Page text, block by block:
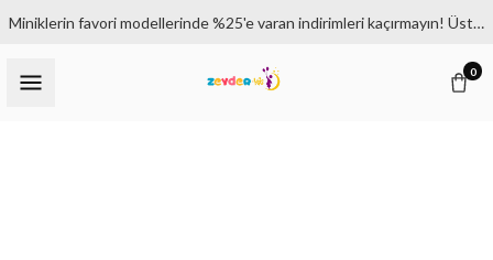
Miniklerin favori modellerinde %25'e varan indirimleri kaçırmayın! Üstelik 1500₺ ve üzeri siparişlerde kargo bedava.
0